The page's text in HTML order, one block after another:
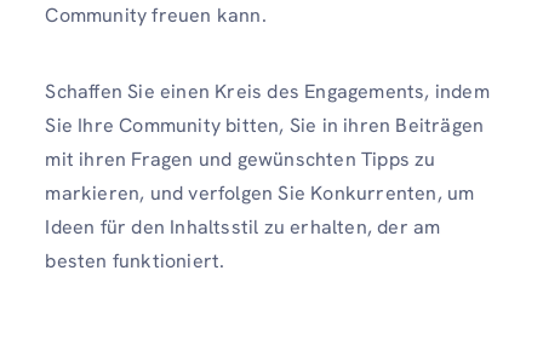
Community freuen kann.
Schaffen Sie einen Kreis des Engagements, indem
Sie Ihre Community bitten, Sie in ihren Beiträgen
mit ihren Fragen und gewünschten Tipps zu
markieren, und verfolgen Sie Konkurrenten, um
Ideen für den Inhaltsstil zu erhalten, der am
besten funktioniert.